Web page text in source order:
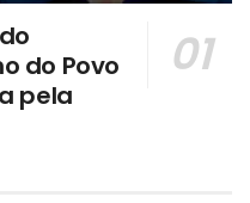
do Povo
pela